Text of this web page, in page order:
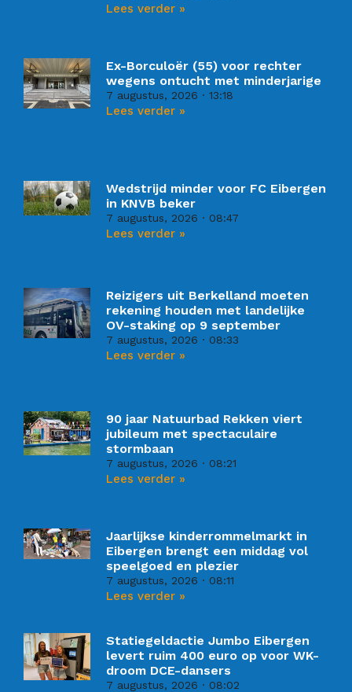
Lees verder »
Ex-Borculoër (55) voor rechter
wegens ontucht met minderjarige
7 augustus, 2026 13:18
Lees verder »
Wedstrijd minder voor FC Eibergen
in KNVB beker
7 augustus, 2026 08:47
Lees verder »
Reizigers uit Berkelland moeten
rekening houden met landelijke
OV-staking op 9 september
7 augustus, 2026 08:33
Lees verder »
90 jaar Natuurbad Rekken viert
jubileum met spectaculaire
stormbaan
7 augustus, 2026 08:21
Lees verder »
Jaarlijkse kinderrommelmarkt in
Eibergen brengt een middag vol
speelgoed en plezier
7 augustus, 2026 08:11
Lees verder »
Statiegeldactie Jumbo Eibergen
levert ruim 400 euro op voor WK-
droom DCE-dansers
7 augustus, 2026 08:02